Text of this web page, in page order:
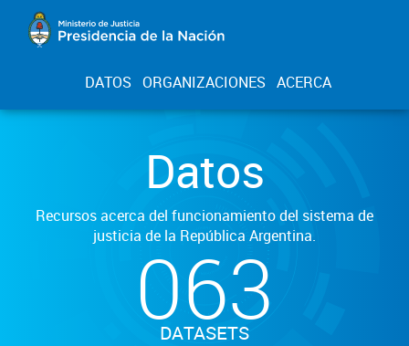
DATOS ORGANIZACIONES ACERCA
Datos
Recursos acerca del funcionamiento del sistema de
justicia de la República Argentina.
063
DATASETS